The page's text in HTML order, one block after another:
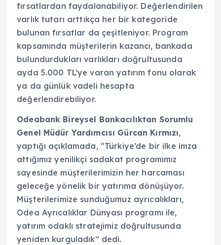
fırsatlardan faydalanabiliyor. Değerlendirilen
varlık tutarı arttıkça her bir kategoride
bulunan fırsatlar da çeşitleniyor. Program
kapsamında müşterilerin kazancı, bankada
bulundurdukları varlıkları doğrultusunda
ayda 5.000 TL’ye varan yatırım fonu olarak
ya da günlük vadeli hesapta
değerlendirebiliyor.
Odeabank Bireysel Bankacılıktan Sorumlu
Genel Müdür Yardımcısı Gürcan Kırmızı,
yaptığı açıklamada, “Türkiye’de bir ilke imza
attığımız yenilikçi sadakat programımız
sayesinde müşterilerimizin her harcaması
geleceğe yönelik bir yatırıma dönüşüyor.
Müşterilerimize sunduğumuz ayrıcalıkları,
Odea Ayrıcalıklar Dünyası programı ile,
yatırım odaklı stratejimiz doğrultusunda
yeniden kurguladık” dedi.